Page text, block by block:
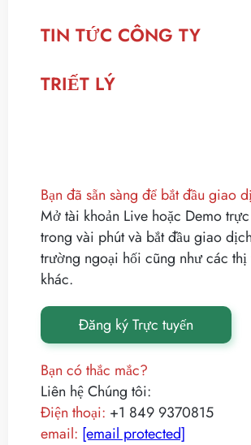
TIN TỨC CÔNG TY
TRIẾT LÝ
Bạn đã sẵn sàng để bắt đầu giao
Mở tài khoản Live hoặc Demo
trong vài phút và bắt đầu giao
trường ngoại hối cũng như các thị
khác.
Đăng ký Trực tuyến
Bạn có thắc mắc?
Liên hệ Chúng tôi:
Điện thoại: +1 849 9370815
email: [email protected]